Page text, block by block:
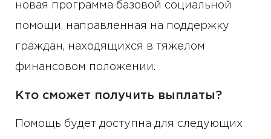
новая программа базовой социальной
помощи, направленная на поддержку
граждан, находящихся в тяжелом
финансовом положении.
Кто сможет получить выплаты?
Помощь будет доступна для следующих